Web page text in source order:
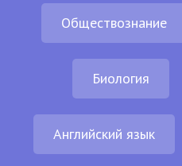
Обществознание
Биология
Английский язык